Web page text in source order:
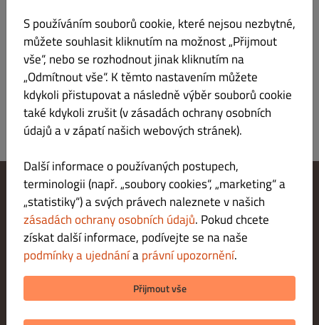
turecký chléb, bulgur, cizrnové kuličky, salát, červené a bílé zelí,
dresink
A: 1, 3
Změnit nastavení souborů cookie
Kontaktuj nás
Zásady ochrany osobních údajů
Podmínky a ujednání
Právní upozornění
METODY PLATBY PŘI DORUČENÍ
S používáním souborů cookie, které nejsou nezbytné,
můžete souhlasit kliknutím na možnost „Přijmout
vše“, nebo se rozhodnout jinak kliknutím na
„Odmítnout vše“. K těmto nastavením můžete
kdykoli přistupovat a následně výběr souborů cookie
také kdykoli zrušit (v zásadách ochrany osobních
údajů a v zápatí našich webových stránek).
Další informace o používaných postupech,
terminologii (např. „soubory cookies“, „marketing“ a
„statistiky“) a svých právech naleznete v našich
zásadách ochrany osobních údajů. Pokud chcete
získat další informace, podívejte se na naše
podmínky a ujednáníaprávní upozornění.
Přijmout vše